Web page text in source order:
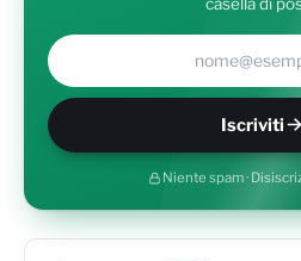
Il tuo indirizzo e-mail
Iscriviti
Niente spam ·